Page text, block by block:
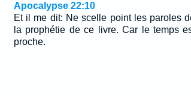
Apocalypse 22:10
Et il me dit: Ne scelle point les paroles
la prophétie de ce livre. Car le temps
proche.